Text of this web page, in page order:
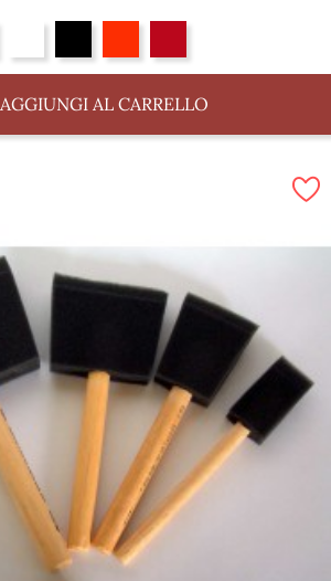
AGGIUNGI AL CARRELLO